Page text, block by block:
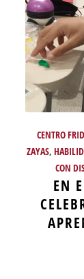
CENTRO
ZAYAS,
CON
EN